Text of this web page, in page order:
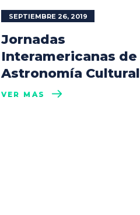
SEPTIEMBRE 26, 2019
Jornadas
Interamericanas de
Astronomía Cultural
VER MÁS